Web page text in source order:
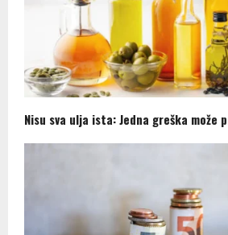
Nisu sva ulja ista: Jedna greška može